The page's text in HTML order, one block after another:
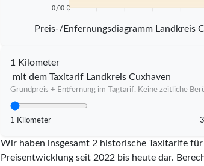
0,00 €
Preis-/Enfernungsdiagramm Landkreis
1 Kilometer
mit dem Taxitarif Landkreis Cuxhaven
Grundpreis + Entfernung im Tagtarif. Keine zeitliche
1 Kilometer
Wir haben insgesamt 2 historische Taxitarife
Preisentwicklung seit 2022 bis heute dar.